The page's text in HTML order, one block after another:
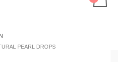
PEARL DROPS